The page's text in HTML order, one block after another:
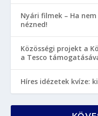
Nyári filmek – Ha
nézned!
Közösségi projekt a
a Tesco
Híres idézetek kvíze: